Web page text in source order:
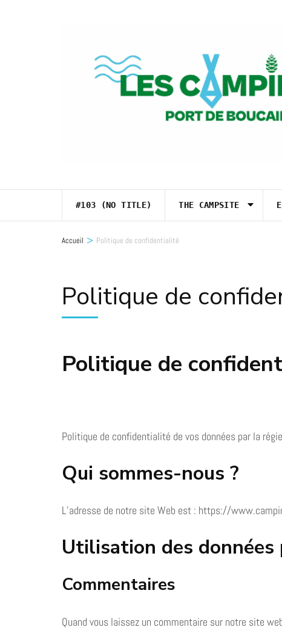
#103 (NO TITLE) THE CAMPSITE
Accueil > Politique de confidentialité
Politique de
Politique de
Politique de confidentialité de vos données par la
Qui sommes-nous ?
L’adresse de notre site Web est : https://
Utilisation des
Commentaires
Quand vous laissez un commentaire sur notre site